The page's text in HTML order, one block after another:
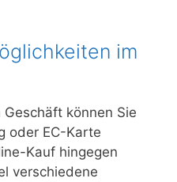
im
können Sie
oder EC-Karte
Kauf hingegen
verschiedene